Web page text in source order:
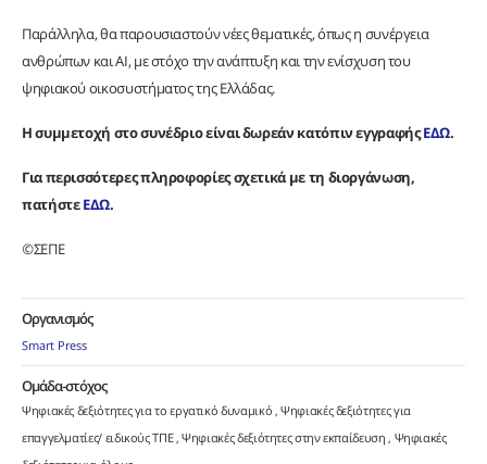
Παράλληλα, θα παρουσιαστούν νέες θεματικές, όπως η συνέργεια
ανθρώπων και AI, με στόχο την ανάπτυξη και την ενίσχυση του
ψηφιακού οικοσυστήματος της Ελλάδας.
Η συμμετοχή στο συνέδριο είναι δωρεάν κατόπιν εγγραφήςΕΔΩ.
Για περισσότερες πληροφορίες σχετικά με τη διοργάνωση,
πατήστεΕΔΩ.
©ΣΕΠΕ
Οργανισμός
Smart Press
Ομάδα-στόχος
Ψηφιακές δεξιότητες για το εργατικό δυναμικό Ψηφιακές δεξιότητες για
επαγγελματίες/ ειδικούς ΤΠΕ Ψηφιακές δεξιότητες στην εκπαίδευση Ψηφιακές